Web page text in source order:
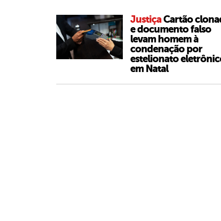
JustiçaCartão
e documento falso
levam homem à
condenação por
estelionato
em Natal